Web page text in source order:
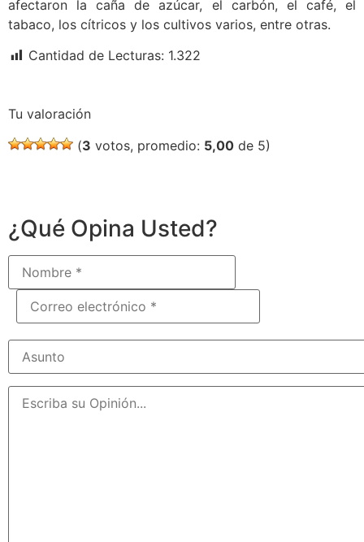
afectaron la caña de azúcar, el carbón, el café, el
tabaco, los cítricos y los cultivos varios, entre otras.
Cantidad de Lecturas: 1.322
Tu valoración
(3 votos, promedio: 5,00 de 5)
¿Qué Opina Usted?